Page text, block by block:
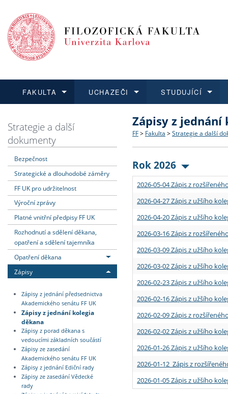
FAKULTA
Dozvědět se více
Struktura a historie
Strategie a další
Podpora a benefity pro
Absolventi fakulty
UCHAZEČI
Podat přihlášku
Co studovat a jak se
Učitelské studijní
Informace k průběhu
STUDUJÍCÍ
Dozvědět se více
Bakalářské a magisterské
Doktorské studium
Rigorózní řízení
Dozvědět se více
O vědě a výzkumu na FF
Akademické kvalifikace
Granty a projekty
Dozvědět se více
Aktuální nabídky a
Vyjíždějící studenti
Přijíždějící studenti
Vyjíždějící zaměstnanci
Strategie a další
dokumenty
Bezpečnost
Strategické a dlouhodobé záměry
FF UK pro udržitelnost
Výroční zprávy
Platné vnitřní předpisy FF UK
Rozhodnutí a sdělení děkana,
opatření a sdělení tajemníka
Opatření děkana
Zápisy
Zápisy z jednání předsednictva
Akademického senátu FF UK
Zápisy z jednání kolegia
děkana
Zápisy z porad děkana s
vedoucími základních součástí
Zápisy ze zasedání
Akademického senátu FF UK
Zápisy z jednání Ediční rady
Zápisy ze zasedání Vědecké
rady
Zápisy z jednání
FF > Fakulta > Strategie a další
Rok 2026
2026-05-04 Zápis z
2026-04-27 Zápis z užšího
2026-04-20 Zápis z užšího
2026-03-16 Zápis z
2026-03-09 Zápis z užšího
2026-03-02 Zápis z užšího
2026-02-23 Zápis z užšího
2026-02-16 Zápis z užšího
2026-02-09 Zápis z
2026-02-02 Zápis z užšího
2026-01-26 Zápis z užšího
2026-01-12 Zápis z
2026-01-05 Zápis z užšího